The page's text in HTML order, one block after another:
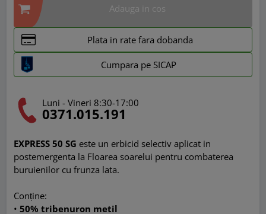
Adauga in cos
Plata in rate fara dobanda
Cumpara pe SICAP
Luni - Vineri 8:30-17:00
0371.015.191
EXPRESS 50 SG este un erbicid selectiv aplicat in
postemergenta la Floarea soarelui pentru combaterea
buruienilor cu frunza lata.
Conține:
•50% tribenuron metil